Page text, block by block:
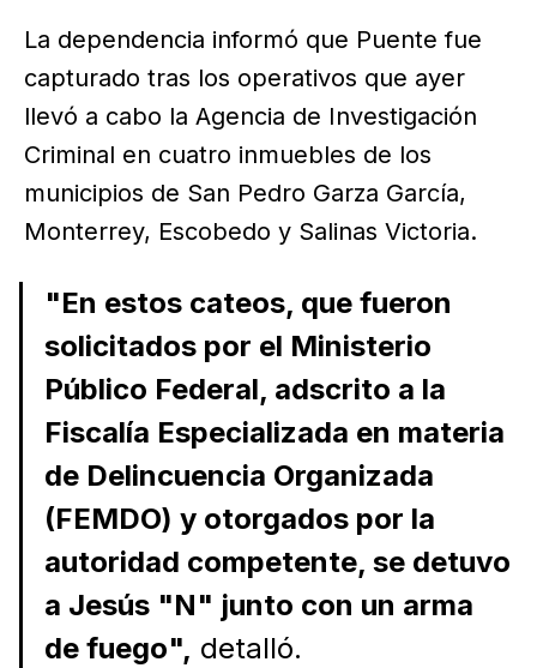
La dependencia informó que Puente fue
capturado tras los operativos que ayer
llevó a cabo la Agencia de Investigación
Criminal en cuatro inmuebles de los
municipios de San Pedro Garza García,
Monterrey, Escobedo y Salinas Victoria.
"En estos cateos, que fueron
solicitados por el Ministerio
Público Federal, adscrito a la
Fiscalía Especializada en materia
de Delincuencia Organizada
(FEMDO) y otorgados por la
autoridad competente, se detuvo
a Jesús "N" junto con un arma
de fuego", detalló.